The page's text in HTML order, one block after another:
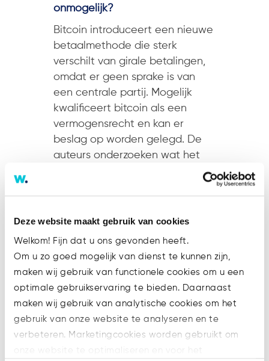
Deze website maakt gebruik van cookies
Welkom! Fijn dat u ons gevonden heeft.
Om u zo goed mogelijk van dienst te kunnen zijn,
maken wij gebruik van functionele cookies om u een
optimale gebruikservaring te bieden. Daarnaast
maken wij gebruik van analytische cookies om het
gebruik van onze website te analyseren en te
verbeteren. Marketingcookies worden gebruikt om
onmogelijk?
Bitcoin introduceert een nieuwe
betaalmethode die sterk
verschilt van girale betalingen,
omdat er geen sprake is van
een centrale partij. Mogelijk
kwalificeert bitcoin als een
vermogensrecht en kan er
beslag op worden gelegd. De
auteurs onderzoeken wat het
Recent Posts
Steeds meer bedrijven aansprakelijk
voor gebrekkige AI-producten